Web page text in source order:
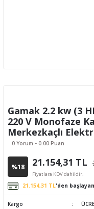
Gamak 2.2 kw (3
220 V Monofaze
Merkezkaçlı
0 Yorum - 0.00 Puan
%18 21.154,31 TL
Fiyatlara KDV dahildir.
21.154,31 TL'den
Kargo